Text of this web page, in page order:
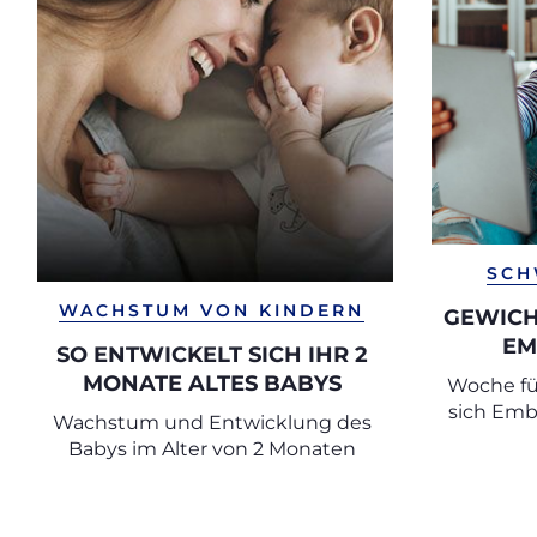
WACHSTUM VON KINDERN
SO ENTWICKELT SICH IHR 2
MONATE ALTES BABYS
Wachstum und Entwicklung des
Babys im Alter von 2 Monaten
Woche
sich